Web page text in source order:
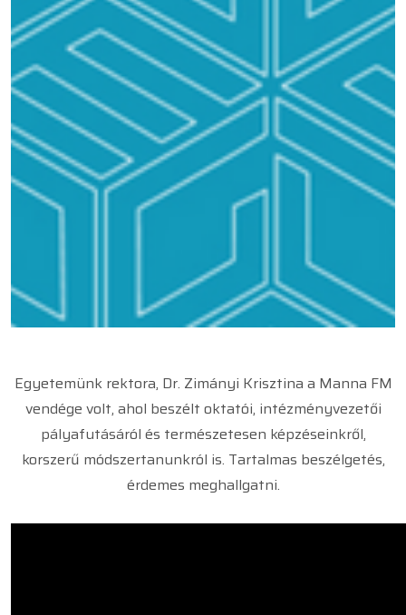
Egyetemünk rektora, Dr. Zimányi Krisztina a Manna FM
vendége volt, ahol beszélt oktatói, intézményvezetői
pályafutásáról és természetesen képzéseinkről,
korszerű módszertanunkról is. Tartalmas beszélgetés,
érdemes meghallgatni.